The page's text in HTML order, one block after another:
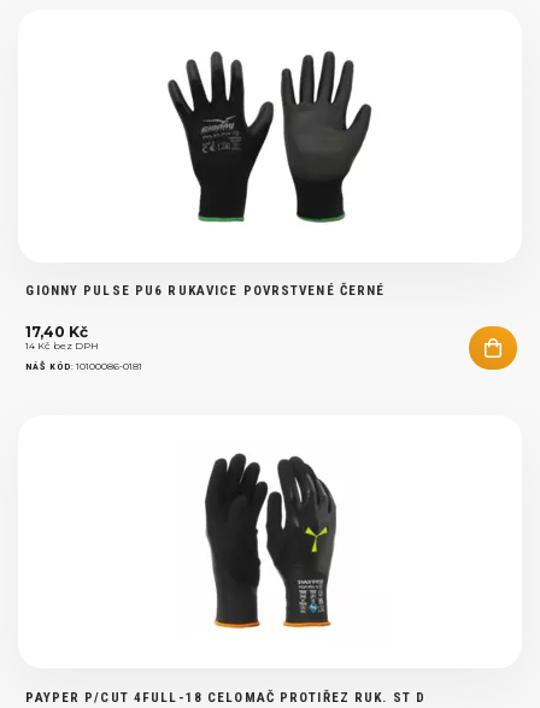
GIONNY PULSE PU6 RUKAVICE POVRSTVENÉ ČERNÉ
17,40 Kč
14 Kč bez DPH
NÁŠ KÓD:10100086-0181
PAYPER P/CUT 4FULL-18 CELOMAČ PROTIŘEZ RUK. ST D